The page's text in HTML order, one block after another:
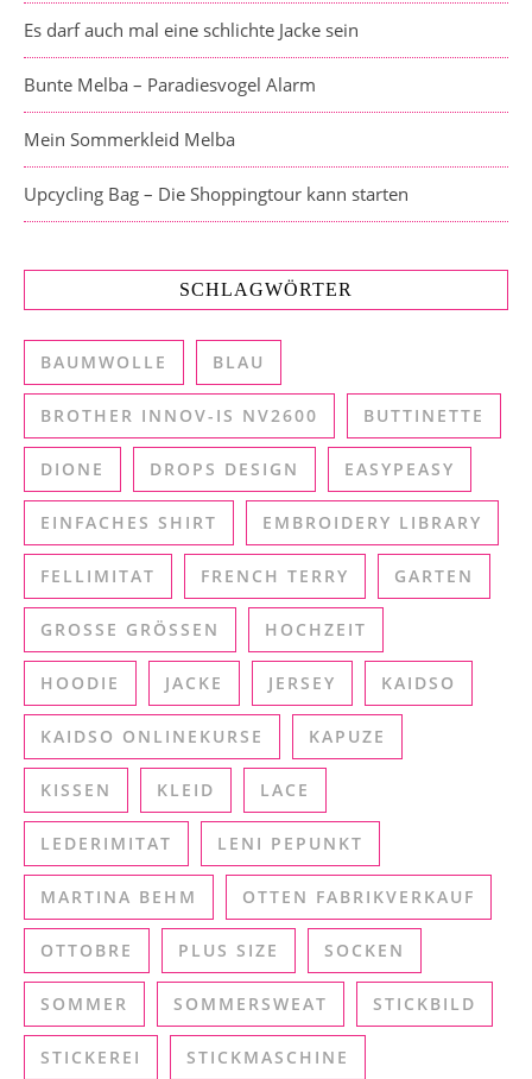
Es darf auch mal eine schlichte Jacke sein
Bunte Melba – Paradiesvogel Alarm
Mein Sommerkleid Melba
Upcycling Bag – Die Shoppingtour kann starten
SCHLAGWÖRTER
BAUMWOLLE BLAU
BROTHER INNOV-IS NV2600 BUTTINETTE
DIONE DROPS DESIGN EASYPEASY
EINFACHES SHIRT EMBROIDERY LIBRARY
FELLIMITAT FRENCH TERRY GARTEN
GROSSE GRÖSSEN HOCHZEIT
HOODIE JACKE JERSEY KAIDSO
KAIDSO ONLINEKURSE KAPUZE
KISSEN KLEID LACE
LEDERIMITAT LENI PEPUNKT
MARTINA BEHM OTTEN FABRIKVERKAUF
OTTOBRE PLUS SIZE SOCKEN
SOMMER SOMMERSWEAT STICKBILD
STICKEREI STICKMASCHINE